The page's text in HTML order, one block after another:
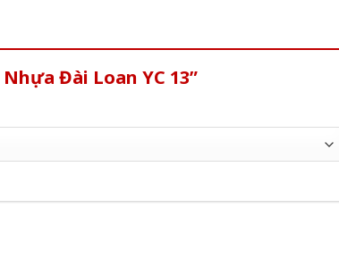
Đài Loan YC 13”